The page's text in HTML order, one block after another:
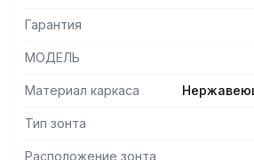
Гарантия
МОДЕЛЬ
Материал каркаса
Тип зонта
Расположение зонта